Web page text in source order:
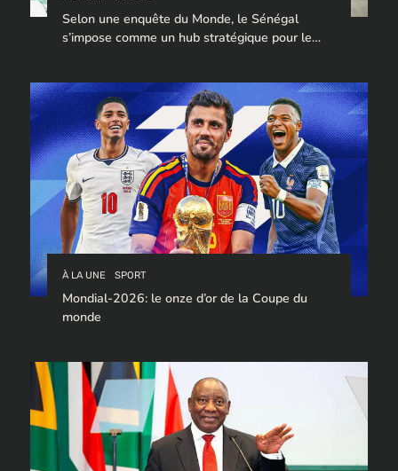
Selon une enquête du Monde, le Sénégal
s’impose comme un hub stratégique pour le
À LA UNE SPORT
Mondial-2026: le onze d’or de la Coupe du
monde